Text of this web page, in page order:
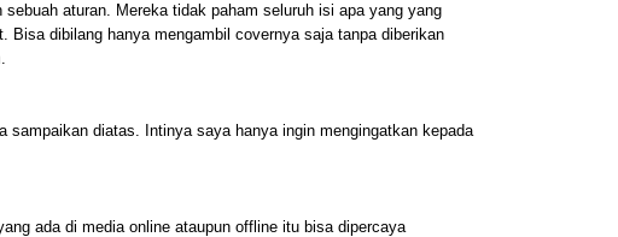
sebuah aturan. Mereka tidak paham seluruh isi apa yang yang
Bisa dibilang hanya mengambil covernya saja tanpa diberikan
sampaikan diatas. Intinya saya hanya ingin mengingatkan kepada
ada di media online ataupun offline itu bisa dipercaya